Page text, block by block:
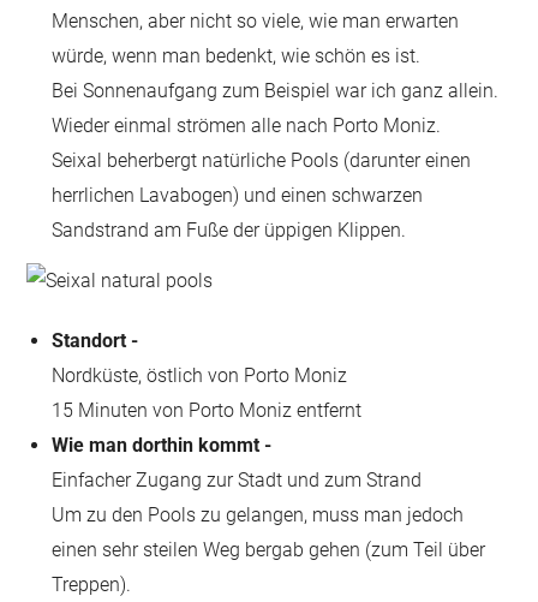
Menschen, aber nicht so viele, wie man erwarten
würde, wenn man bedenkt, wie schön es ist.
Bei Sonnenaufgang zum Beispiel war ich ganz allein.
Wieder einmal strömen alle nach Porto Moniz.
Seixal beherbergt natürliche Pools (darunter einen
herrlichen Lavabogen) und einen schwarzen
Sandstrand am Fuße der üppigen Klippen.
Standort -
Nordküste, östlich von Porto Moniz
15 Minuten von Porto Moniz entfernt
Wie man dorthin kommt -
Einfacher Zugang zur Stadt und zum Strand
Um zu den Pools zu gelangen, muss man jedoch
einen sehr steilen Weg bergab gehen (zum Teil über
Treppen).